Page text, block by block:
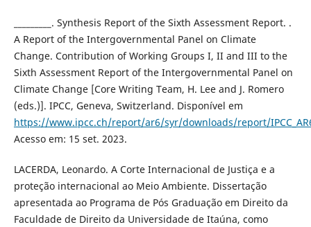
_________. Synthesis Report of the Sixth Assessment Report. .
A Report of the Intergovernmental Panel on Climate
Change. Contribution of Working Groups I, II and III to the
Sixth Assessment Report of the Intergovernmental Panel on
Climate Change [Core Writing Team, H. Lee and J. Romero
(eds.)]. IPCC, Geneva, Switzerland. Disponível em
https://www.ipcc.ch/report/ar6/syr/downloads/report/
Acesso em: 15 set. 2023.
LACERDA, Leonardo. A Corte Internacional de Justiça e a
proteção internacional ao Meio Ambiente. Dissertação
apresentada ao Programa de Pós Graduação em Direito da
Faculdade de Direito da Universidade de Itaúna, como